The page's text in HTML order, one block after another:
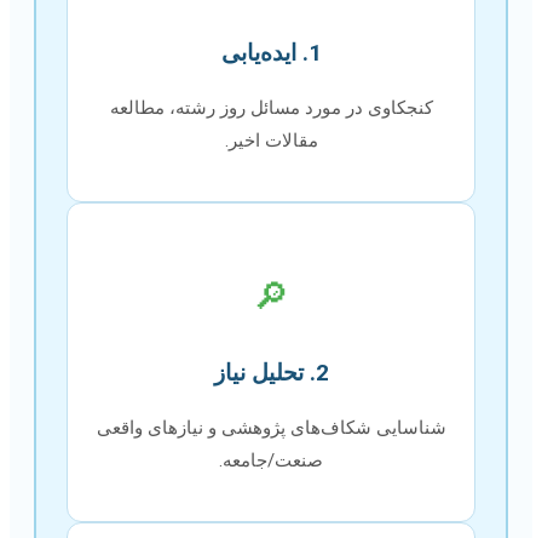
1. ایده‌یابی
کنجکاوی در مورد مسائل روز رشته، مطالعه
مقالات اخیر.
🔎
2. تحلیل نیاز
شناسایی شکاف‌های پژوهشی و نیازهای واقعی
صنعت/جامعه.